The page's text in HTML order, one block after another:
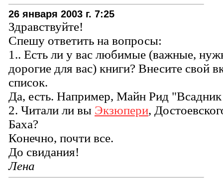
26 января 2003 г. 7:25
Здравствуйте!
Спешу ответить на вопросы:
1.. Есть ли у вас любимые (важные,
дорогие для вас) книги? Внесите свой
список.
Да, есть. Например, Майн Рид "Всадник
2. Читали ли вы Экзюпери,
Баха?
Конечно, почти все.
До свидания!
Лена